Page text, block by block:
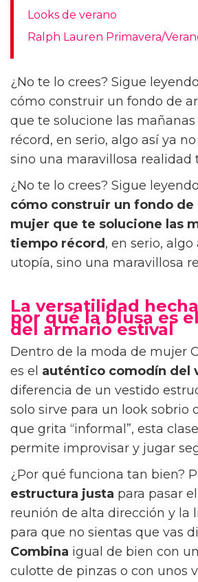
Looks de verano
Ralph Lauren Primavera/
¿No te lo crees? Sigue
cómo construir un fondo de
que te solucione las
récord, en serio, algo así ya
sino una maravillosa realidad
¿No te lo crees? Sigue
cómo construir un fondo de
mujer que te solucione las
tiempo récord , en serio, algo
utopía, sino una maravillosa
La versatilidad
por qué la blusa es
del armario estival
Dentro de la moda de mujer
es el auténtico comodín del
diferencia de un vestido
solo sirve para un look sobrio
que grita “informal”, esta
permite improvisar y jugar
¿Por qué funciona tan bien?
estructura justa para pasar
reunión de alta dirección y la
para que no sientas que vas
Combina igual de bien con
culotte de pinzas o con unos